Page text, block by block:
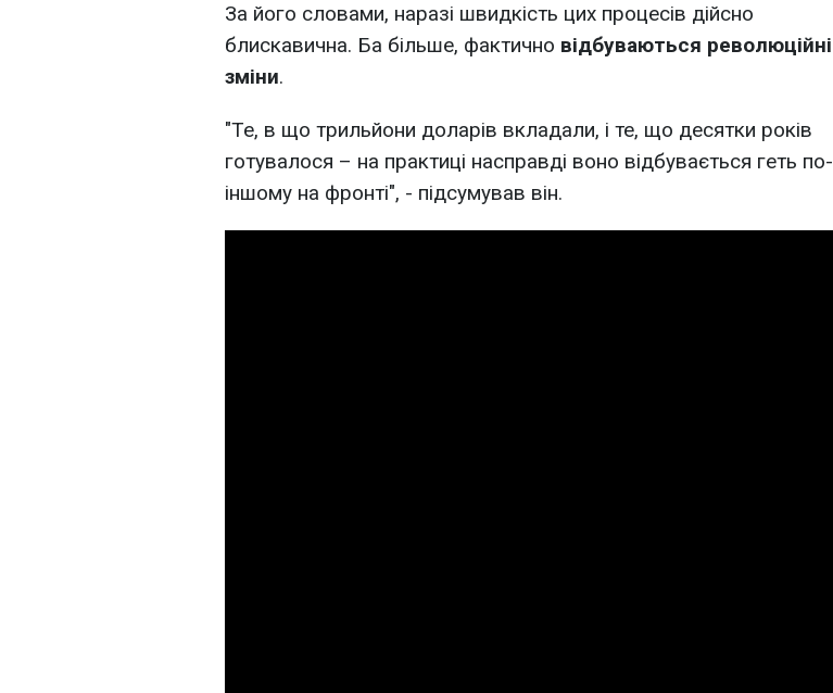
За його словами, наразі швидкість цих процесів дійсно
блискавична. Ба більше, фактично відбуваються революційні
зміни.
"Те, в що трильйони доларів вкладали, і те, що десятки років
готувалося – на практиці насправді воно відбувається геть по-
іншому на фронті", - підсумував він.